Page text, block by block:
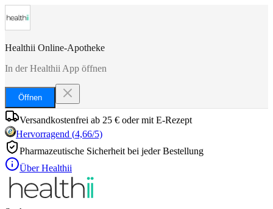
Healthii Online-Apotheke
In der Healthii App öffnen
Öffnen
Versandkostenfrei ab 25 € oder mit E-Rezept
Hervorragend (4,66/5)
Pharmazeutische Sicherheit bei jeder Bestellung
Über Healthii